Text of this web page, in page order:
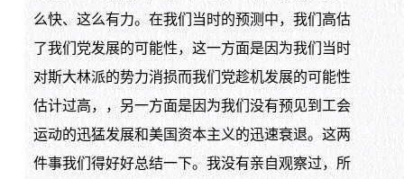
么快、这么有力。在我们当时的预测中，我们高估
了我们党发展的可能性，这一方面是因为我们当时
对斯大林派的势力消损而我们党趁机发展的可能性
估计过高，，另一方面是因为我们没有预见到工会
运动的迅猛发展和美国资本主义的迅速衰退。这两
件事我们得好好总结一下。我没有亲自观察过，所